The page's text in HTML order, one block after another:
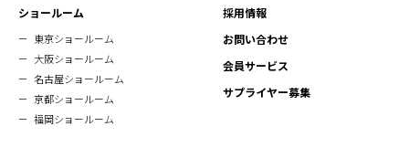
ショールーム
東京ショールーム
大阪ショールーム
名古屋ショールーム
京都ショールーム
福岡ショールーム
採用情報
お問い合わせ
会員サービス
サプライヤー募集